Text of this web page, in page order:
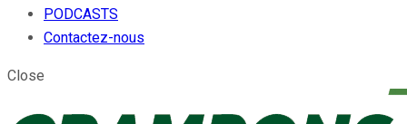
PODCASTS
Contactez-nous
Close